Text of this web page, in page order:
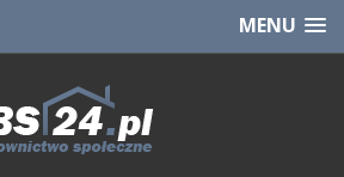
CHCĘ [klik]MENU